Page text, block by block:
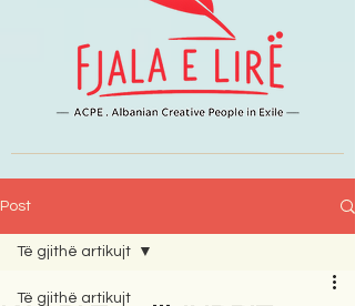
Post
Të gjithë artikujt
Të gjithë artikujt